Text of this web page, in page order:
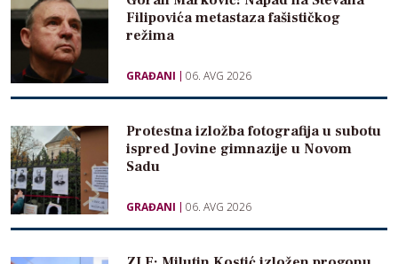
Filipovića metastaza fašističkog
režima
GRAĐANI 06. AVG 2026
Protestna izložba fotografija u subotu
ispred Jovine gimnazije u Novom
Sadu
GRAĐANI 06. AVG 2026